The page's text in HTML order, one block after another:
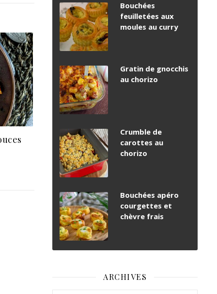
Bouchées
feuilletées aux
moules au curry
Gratin de gnocchis
au chorizo
Crumble de
carottes au
chorizo
Bouchées apéro
courgettes et
chèvre frais
ARCHIVES